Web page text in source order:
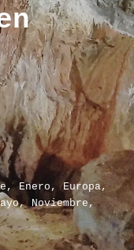
,Enero ,Europa,
,Noviembre,